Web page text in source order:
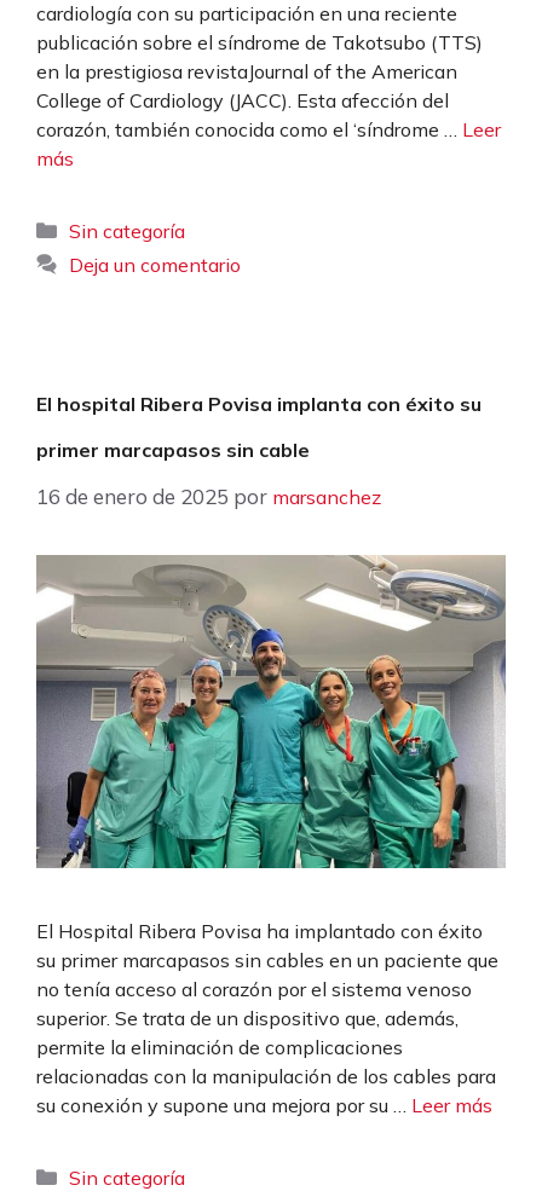
cardiología con su participación en una reciente
publicación sobre el síndrome de Takotsubo (TTS)
en la prestigiosa revistaJournal of the American
College of Cardiology (JACC). Esta afección del
corazón, también conocida como el ‘síndrome … Leer
más
Categorías
Sin categoría
Deja un comentario
El hospital Ribera Povisa implanta con éxito su
primer marcapasos sin cable
16 de enero de 2025 por marsanchez
El Hospital Ribera Povisa ha implantado con éxito
su primer marcapasos sin cables en un paciente que
no tenía acceso al corazón por el sistema venoso
superior. Se trata de un dispositivo que, además,
permite la eliminación de complicaciones
relacionadas con la manipulación de los cables para
su conexión y supone una mejora por su … Leer más
Categorías
Sin categoría